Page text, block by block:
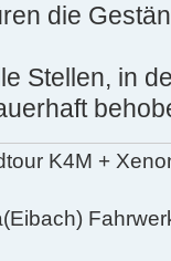
die
Stellen, in
K4M +